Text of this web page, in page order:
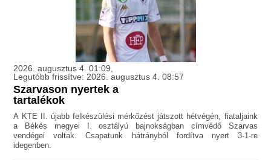
2026. augusztus 4. 01:09,
Legutóbb frissítve: 2026. augusztus 4. 08:57
Szarvason nyertek a
tartalékok
A KTE II. újabb felkészülési mérkőzést játszott hétvégén, fiataljaink
a Békés megyei I. osztályú bajnokságban címvédő Szarvas
vendégei voltak. Csapatunk hátrányból fordítva nyert 3-1-re
idegenben.